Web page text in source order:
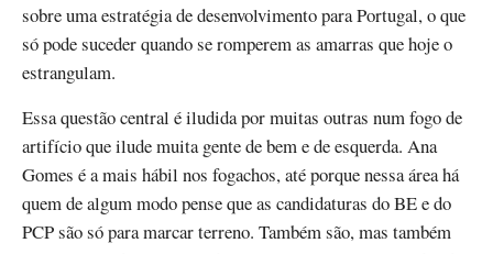
sobre uma estratégia de desenvolvimento para Portugal, o que
só pode suceder quando se romperem as amarras que hoje o
estrangulam.
Essa questão central é iludida por muitas outras num fogo de
artifício que ilude muita gente de bem e de esquerda. Ana
Gomes é a mais hábil nos fogachos, até porque nessa área há
quem de algum modo pense que as candidaturas do BE e do
PCP são só para marcar terreno. Também são, mas também